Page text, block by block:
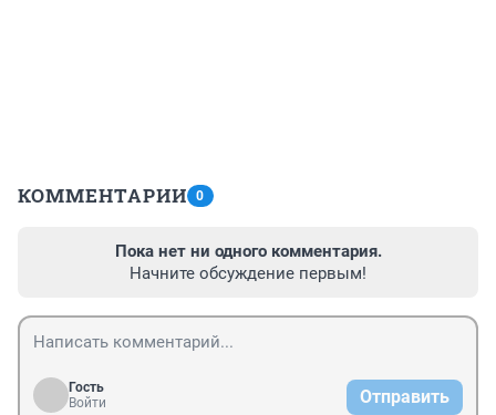
КОММЕНТАРИИ 0
Пока нет ни одного комментария.
Начните обсуждение первым!
Гость
Войти
Отправить